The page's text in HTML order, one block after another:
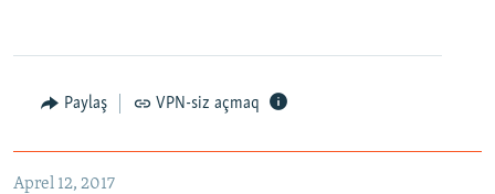
Paylaş VPN-siz açmaq
Aprel 12, 2017